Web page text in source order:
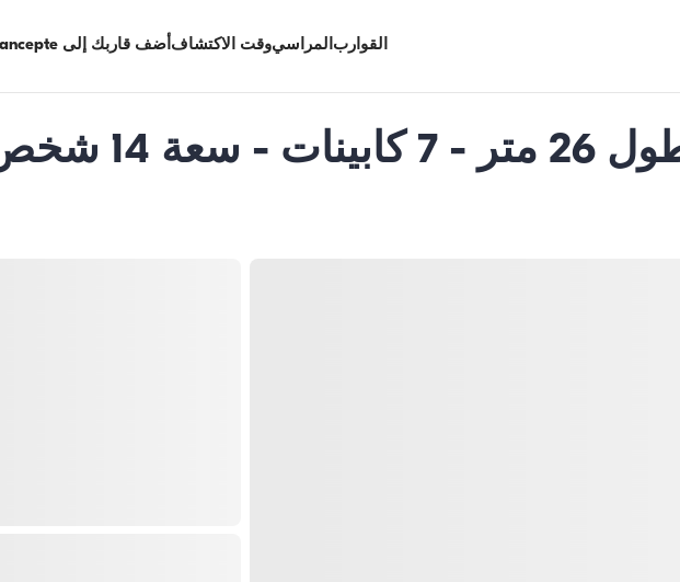
القواربالمراسيوقت الاكتشافأضف قاربك إلى Limancepte
غوليت فاخر بطول 26